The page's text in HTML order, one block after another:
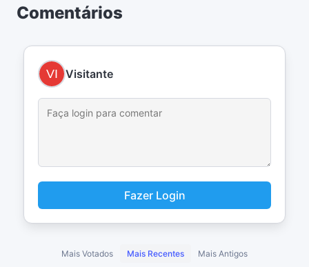
Comentários
Visitante
Fazer Login
Mais Votados Mais Recentes Mais Antigos